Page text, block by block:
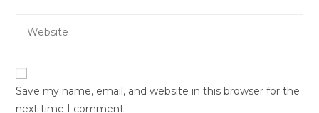
comment
address
URL
(optional)
Save my name, email, and website in this browser for the
next time I comment.